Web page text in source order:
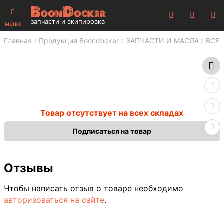
меню запчасти и экипировка
Главная Продукция Boondocker ЗАПЧАСТИ И МАСЛА ВСЕ
Товар отсутствует на всех складах
Подписаться на товар
Отзывы
Чтобы написать отзыв о товаре необходимо
авторизоваться на сайте.